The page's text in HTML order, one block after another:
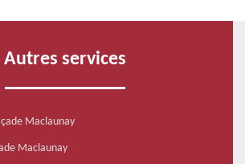
Autres services
Maclaunay
Maclaunay